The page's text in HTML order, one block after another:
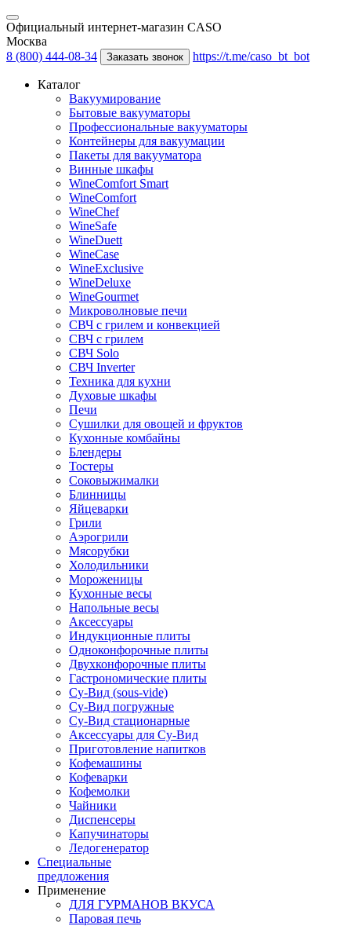
Официальный интернет-магазин CASO
Москва
8 (800) 444-08-34
Заказать звонок https://t.me/caso_bt_bot
Каталог
Вакуумирование
Бытовые вакууматоры
Профессиональные вакууматоры
Контейнеры для вакуумации
Пакеты для вакууматора
Винные шкафы
WineComfort Smart
WineComfort
WineChef
WineSafe
WineDuett
WineCase
WineExclusive
WineDeluxe
WineGourmet
Микроволновые печи
СВЧ с грилем и конвекцией
СВЧ с грилем
СВЧ Solo
СВЧ Inverter
Техника для кухни
Духовые шкафы
Печи
Сушилки для овощей и фруктов
Кухонные комбайны
Блендеры
Тостеры
Соковыжималки
Блинницы
Яйцеварки
Грили
Аэрогрили
Мясорубки
Холодильники
Мороженицы
Кухонные весы
Напольные весы
Аксессуары
Индукционные плиты
Одноконфорочные плиты
Двухконфорочные плиты
Гастрономические плиты
Су-Вид (sous-vide)
Су-Вид погружные
Су-Вид стационарные
Аксессуары для Су-Вид
Приготовление напитков
Кофемашины
Кофеварки
Кофемолки
Чайники
Диспенсеры
Капучинаторы
Ледогенератор
Специальные
предложения
Применение
ДЛЯ ГУРМАНОВ ВКУСА
Паровая печь